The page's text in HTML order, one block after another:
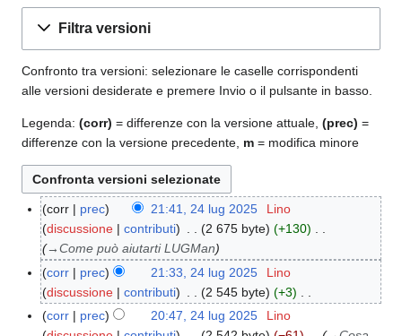
Filtra versioni
Confronto tra versioni: selezionare le caselle corrispondenti
alle versioni desiderate e premere Invio o il pulsante in basso.
Legenda: (corr) = differenze con la versione attuale, (prec) =
differenze con la versione precedente, m = modifica minore
2
u
corr prec 21:41, 24 lug 2025
Lino
discussione
contributi 2 675 byte
+130
→Come può aiutarti LUGMan
corr
prec 21:33, 24 lug 2025
Lino
discussione
contributi 2 545 byte
+3
N
e
corr prec 20:47, 24 lug 2025
Lino